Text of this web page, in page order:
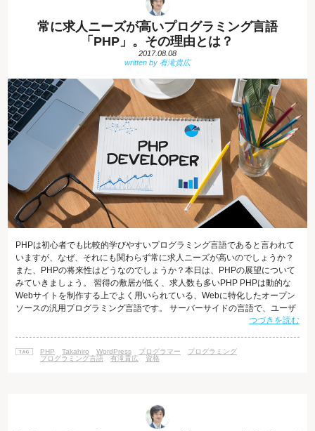
常に求人ニーズが高いプログラミング言語
「PHP」。その理由とは？
2017.08.08
PHPは初心者でも比較的学びやすいプログラミング言語であると言われて
いますが、なぜ、それにも関わらず常に求人ニーズが高いのでしょうか？
また、PHPの将来性はどうなのでしょうか？本日は、PHPの展望について
みていきましょう。 習得の敷居が低く、求人数も多いPHP PHPは動的な
Webサイトを制作する上でよく用いられている、Webに特化したオープン
ソースの汎用プログラミング言語です。 サーバーサイドの言語で、ユーザ
ーがWebサイトを開くといったアクションをとることで動作します。 PHP
あると言われています。 それにもかかわらず、PHPの求人ニーズは高く、
年々求人数は上がってきています。 エンジニアに特化した派遣会社である
つづきを読む
PHP Takahiro WordPress プログラマー
プログラミング
プログラミング言語
有滝貴広 資格